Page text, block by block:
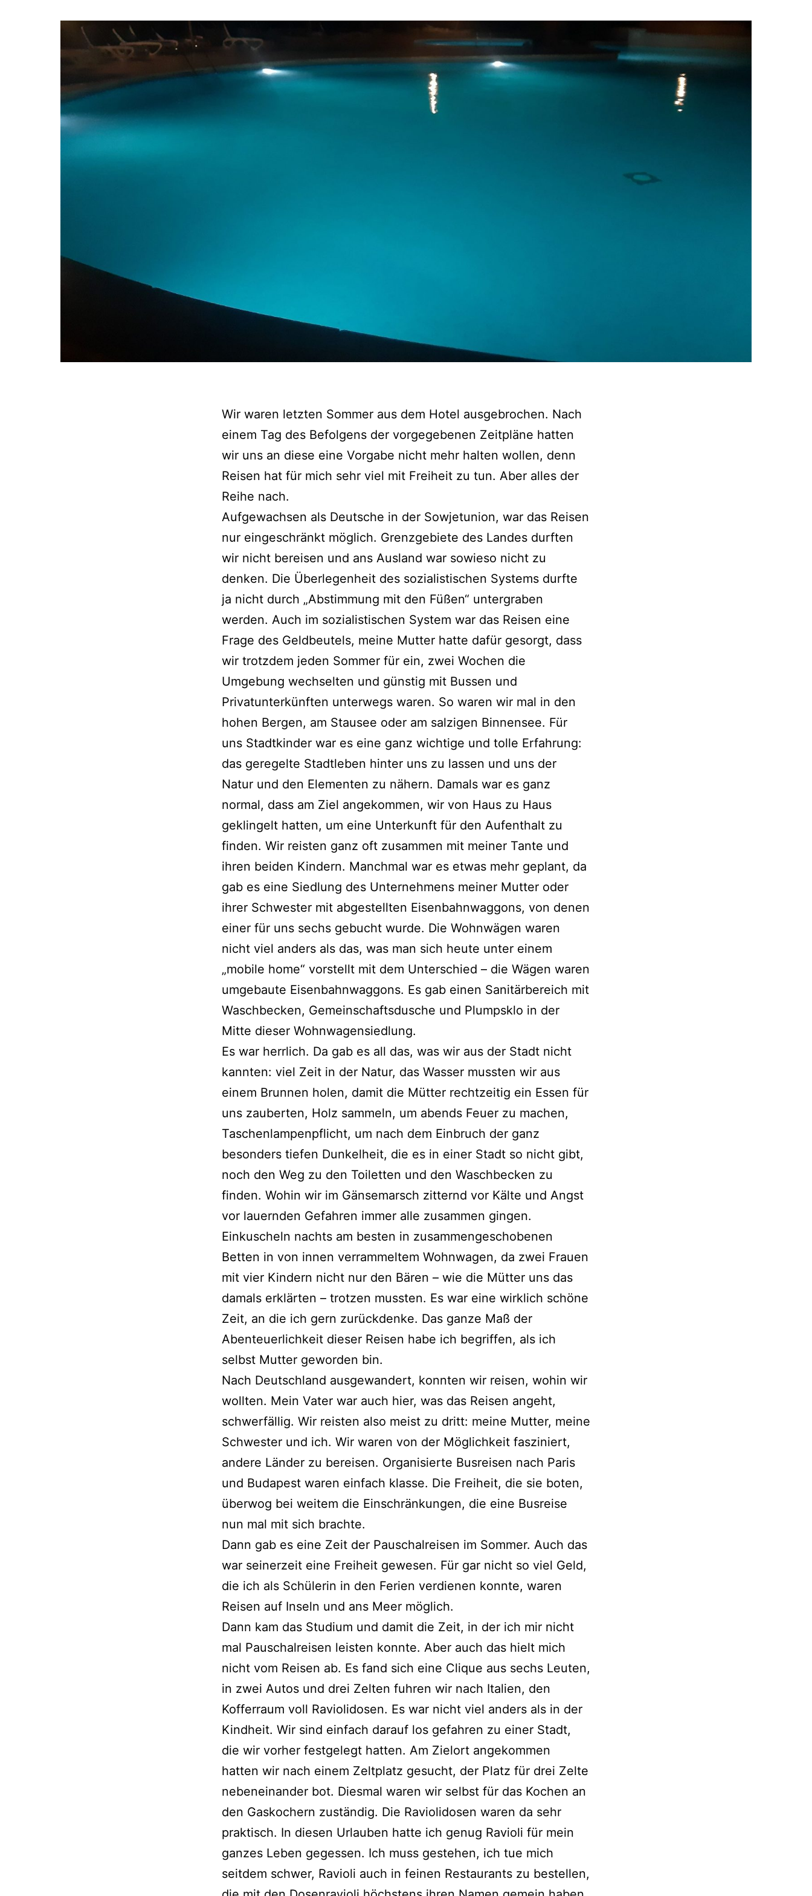
Wir waren letzten Sommer aus dem Hotel ausgebrochen. Nach
einem Tag des Befolgens der vorgegebenen Zeitpläne hatten
wir uns an diese eine Vorgabe nicht mehr halten wollen, denn
Reisen hat für mich sehr viel mit Freiheit zu tun. Aber alles der
Reihe nach.
Aufgewachsen als Deutsche in der Sowjetunion, war das Reisen
nur eingeschränkt möglich. Grenzgebiete des Landes durften
wir nicht bereisen und ans Ausland war sowieso nicht zu
denken. Die Überlegenheit des sozialistischen Systems durfte
ja nicht durch „Abstimmung mit den Füßen“ untergraben
werden. Auch im sozialistischen System war das Reisen eine
Frage des Geldbeutels, meine Mutter hatte dafür gesorgt, dass
wir trotzdem jeden Sommer für ein, zwei Wochen die
Umgebung wechselten und günstig mit Bussen und
Privatunterkünften unterwegs waren. So waren wir mal in den
hohen Bergen, am Stausee oder am salzigen Binnensee. Für
uns Stadtkinder war es eine ganz wichtige und tolle Erfahrung:
das geregelte Stadtleben hinter uns zu lassen und uns der
Natur und den Elementen zu nähern. Damals war es ganz
normal, dass am Ziel angekommen, wir von Haus zu Haus
geklingelt hatten, um eine Unterkunft für den Aufenthalt zu
finden. Wir reisten ganz oft zusammen mit meiner Tante und
ihren beiden Kindern. Manchmal war es etwas mehr geplant, da
gab es eine Siedlung des Unternehmens meiner Mutter oder
ihrer Schwester mit abgestellten Eisenbahnwaggons, von denen
einer für uns sechs gebucht wurde. Die Wohnwägen waren
nicht viel anders als das, was man sich heute unter einem
„mobile home“ vorstellt mit dem Unterschied – die Wägen waren
umgebaute Eisenbahnwaggons. Es gab einen Sanitärbereich mit
Waschbecken, Gemeinschaftsdusche und Plumpsklo in der
Mitte dieser Wohnwagensiedlung.
Es war herrlich. Da gab es all das, was wir aus der Stadt nicht
kannten: viel Zeit in der Natur, das Wasser mussten wir aus
einem Brunnen holen, damit die Mütter rechtzeitig ein Essen für
uns zauberten, Holz sammeln, um abends Feuer zu machen,
Taschenlampenpflicht, um nach dem Einbruch der ganz
besonders tiefen Dunkelheit, die es in einer Stadt so nicht gibt,
noch den Weg zu den Toiletten und den Waschbecken zu
finden. Wohin wir im Gänsemarsch zitternd vor Kälte und Angst
vor lauernden Gefahren immer alle zusammen gingen.
Einkuscheln nachts am besten in zusammengeschobenen
Betten in von innen verrammeltem Wohnwagen, da zwei Frauen
mit vier Kindern nicht nur den Bären – wie die Mütter uns das
damals erklärten – trotzen mussten. Es war eine wirklich schöne
Zeit, an die ich gern zurückdenke. Das ganze Maß der
Abenteuerlichkeit dieser Reisen habe ich begriffen, als ich
selbst Mutter geworden bin.
Nach Deutschland ausgewandert, konnten wir reisen, wohin wir
wollten. Mein Vater war auch hier, was das Reisen angeht,
schwerfällig. Wir reisten also meist zu dritt: meine Mutter, meine
Schwester und ich. Wir waren von der Möglichkeit fasziniert,
andere Länder zu bereisen. Organisierte Busreisen nach Paris
und Budapest waren einfach klasse. Die Freiheit, die sie boten,
überwog bei weitem die Einschränkungen, die eine Busreise
nun mal mit sich brachte.
Dann gab es eine Zeit der Pauschalreisen im Sommer. Auch das
war seinerzeit eine Freiheit gewesen. Für gar nicht so viel Geld,
die ich als Schülerin in den Ferien verdienen konnte, waren
Reisen auf Inseln und ans Meer möglich.
Dann kam das Studium und damit die Zeit, in der ich mir nicht
mal Pauschalreisen leisten konnte. Aber auch das hielt mich
nicht vom Reisen ab. Es fand sich eine Clique aus sechs Leuten,
in zwei Autos und drei Zelten fuhren wir nach Italien, den
Kofferraum voll Raviolidosen. Es war nicht viel anders als in der
Kindheit. Wir sind einfach darauf los gefahren zu einer Stadt,
die wir vorher festgelegt hatten. Am Zielort angekommen
hatten wir nach einem Zeltplatz gesucht, der Platz für drei Zelte
nebeneinander bot. Diesmal waren wir selbst für das Kochen an
den Gaskochern zuständig. Die Raviolidosen waren da sehr
praktisch. In diesen Urlauben hatte ich genug Ravioli für mein
ganzes Leben gegessen. Ich muss gestehen, ich tue mich
seitdem schwer, Ravioli auch in feinen Restaurants zu bestellen,